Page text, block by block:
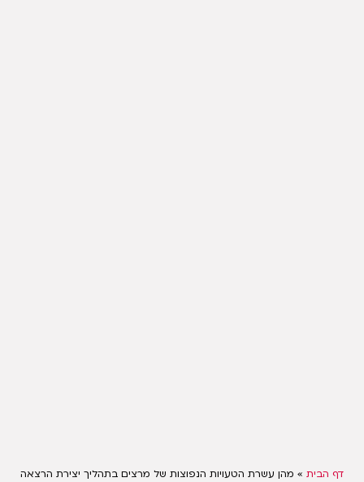
דף הבית » מהן עשרת הטעויות הנפוצות של מרצים בתהליך יצירת הרצאה